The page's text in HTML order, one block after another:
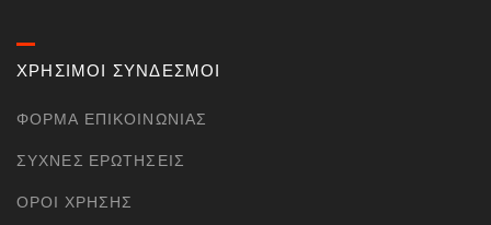
ΧΡΗΣΙΜΟΙ ΣΥΝΔΕΣΜΟΙ
ΦΌΡΜΑ ΕΠΙΚΟΙΝΩΝΊΑΣ
ΣΥΧΝΈΣ ΕΡΩΤΉΣΕΙΣ
ΌΡΟΙ ΧΡΉΣΗΣ